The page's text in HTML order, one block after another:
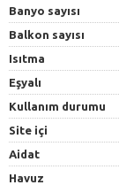
Banyo sayısı
Balkon sayısı
Isıtma
Eşyalı
Kullanım durumu
Site içi
Aidat
Havuz